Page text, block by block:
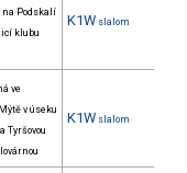
na Podskalí
klubu
K1W slalom
ve
v úseku
Tyršovou
K1W slalom